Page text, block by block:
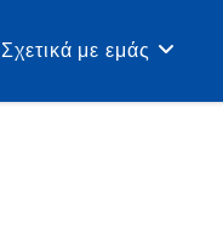
Σχετικά με εμάς